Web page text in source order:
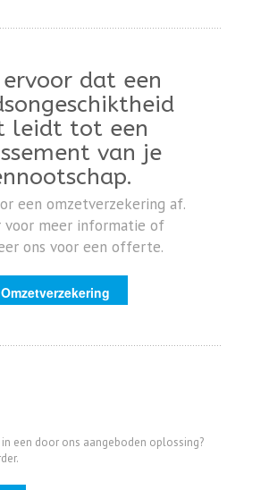
dat een
leidt tot een
van je
een omzetverzekering af.
voor meer informatie of
ons voor een offerte.
Omzetverzekering
een door ons aangeboden oplossing?